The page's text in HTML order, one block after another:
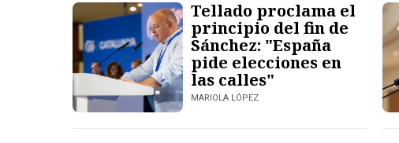
Tellado proclama el
principio del fin de
Sánchez: "España
pide elecciones en
las calles"
MARIOLA LÓPEZ